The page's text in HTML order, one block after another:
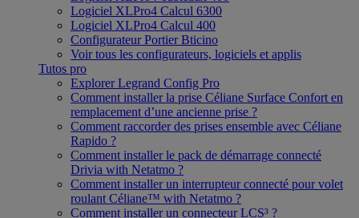
Logiciel XLPro4 Calcul 6300
Logiciel XLPro4 Calcul 400
Configurateur Portier Bticino
Voir tous les configurateurs, logiciels et applis
Tutos pro
Explorer Legrand Config Pro
Comment installer la prise Céliane Surface Confort en
remplacement d’une ancienne prise ?
Comment raccorder des prises ensemble avec Céliane
Rapido ?
Comment installer le pack de démarrage connecté
Drivia with Netatmo ?
Comment installer un interrupteur connecté pour volet
roulant Céliane™ with Netatmo ?
Comment installer un connecteur LCS³ ?